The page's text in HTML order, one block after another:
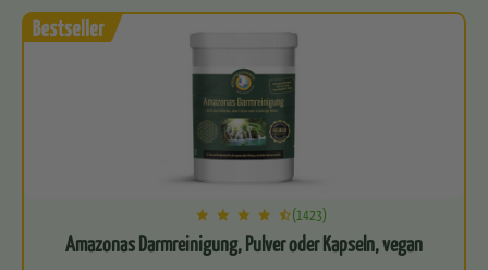
(1423)
Amazonas Darmreinigung, Pulver oder Kapseln, vegan